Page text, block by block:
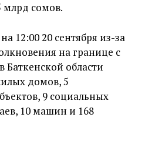
млрд сомов.
12:00 20 сентября из-за
на границе с
Баткенской области
домов, 5
9 социальных
10 машин и 168